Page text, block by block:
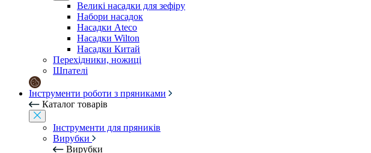
Великі насадки для зефіру
Набори насадок
Насадки Ateco
Насадки Wilton
Насадки Китай
Перехідники, ножиці
Шпателі
Інструменти роботи з пряниками
Каталог товарів
Інструменти для пряників
Вирубки
Вирубки